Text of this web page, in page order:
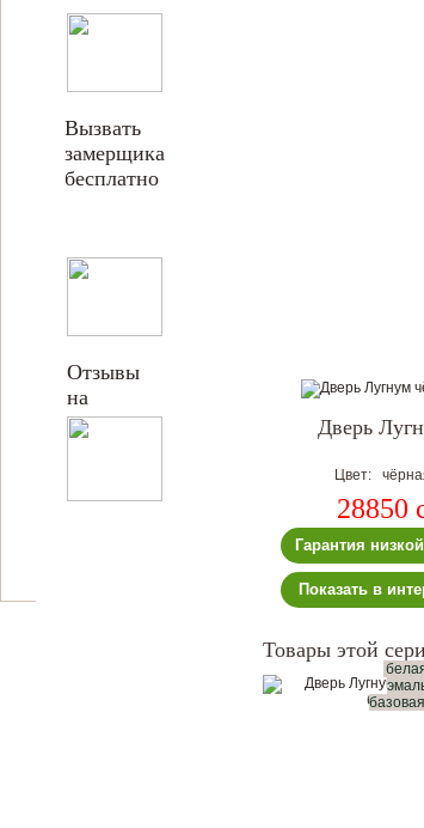
Вызвать
замерщика
бесплатно
Отзывы
на
Дверь
Цвет:
28850
Гарантия
Показать в
Товары этой
базовая